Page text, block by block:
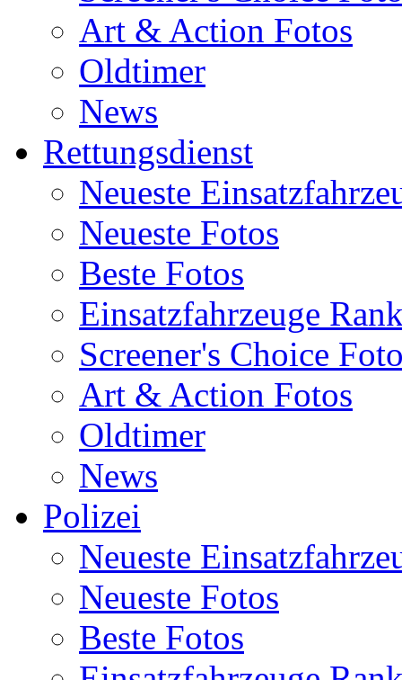
Art & Action Fotos
Oldtimer
News
Rettungsdienst
Neueste
Neueste Fotos
Beste Fotos
Einsatzfahrzeuge
Screener's Choice
Art & Action Fotos
Oldtimer
News
Polizei
Neueste
Neueste Fotos
Beste Fotos